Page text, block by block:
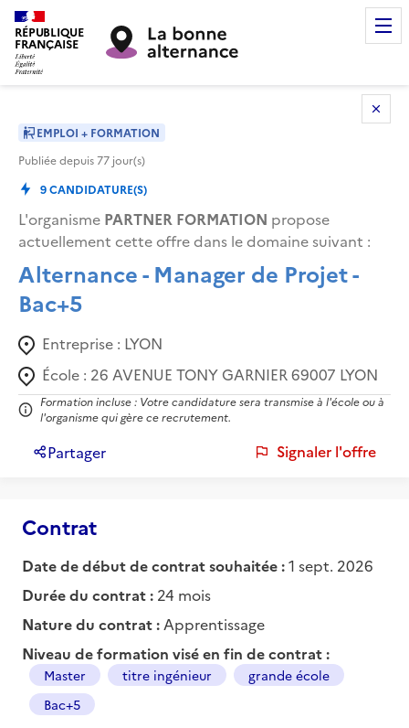
RÉPUBLIQUE
FRANÇAISE
EMPLOI + FORMATION
Publiée depuis77 jour(s)
9CANDIDATURE(S)
L'organisme PARTNER FORMATION propose
actuellement cette offre dans le domaine suivant :
Alternance - Manager de Projet -
Bac+5
Entreprise : LYON
École : 26 AVENUE TONY GARNIER 69007 LYON
Formation incluse : Votre candidature sera transmise à l'école ou à
l'organisme qui gère ce recrutement.
Partager Signaler l'offre
Contrat
Date de début de contrat souhaitée :1 sept. 2026
Durée du contrat : 24 mois
Nature du contrat : Apprentissage
Niveau de formation visé en fin de contrat :
Master titre ingénieur
grande école
Bac+5